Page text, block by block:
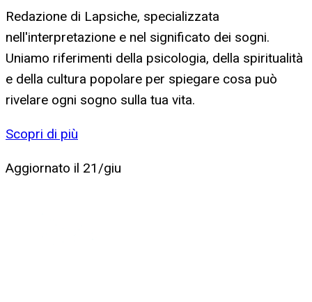
Redazione di Lapsiche, specializzata
nell'interpretazione e nel significato dei sogni.
Uniamo riferimenti della psicologia, della spiritualità
e della cultura popolare per spiegare cosa può
rivelare ogni sogno sulla tua vita.
Scopri di più
Aggiornato il 21/giu